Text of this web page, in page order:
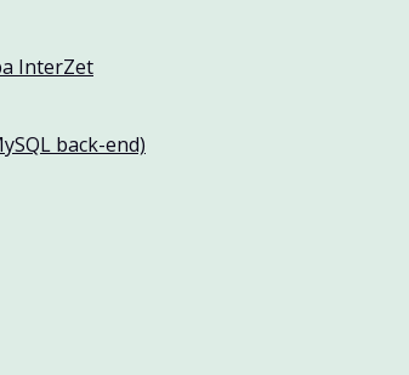
InterZet
back-end)